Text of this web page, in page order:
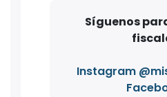
Síguenos
Instagram